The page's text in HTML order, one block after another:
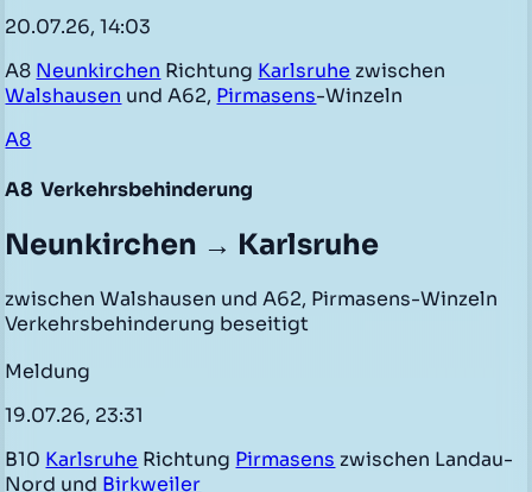
20.07.26, 14:03
A8 Neunkirchen Richtung Karlsruhe zwischen
Walshausen und A62, Pirmasens-Winzeln
A8
A8 Verkehrsbehinderung
Neunkirchen → Karlsruhe
zwischen Walshausen und A62, Pirmasens-Winzeln
Verkehrsbehinderung beseitigt
Meldung
19.07.26, 23:31
B10 Karlsruhe Richtung Pirmasens zwischen Landau-
Nord und Birkweiler